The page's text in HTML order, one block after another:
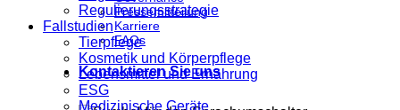
Pressemitteilung
Karriere
FAQs
Kontaktieren Sie uns
Regulierungsstrategie
Fallstudien
Tierpflege
Kosmetik und Körperpflege
Lebensmittel und Ernährung
ESG
Medizinische Geräte